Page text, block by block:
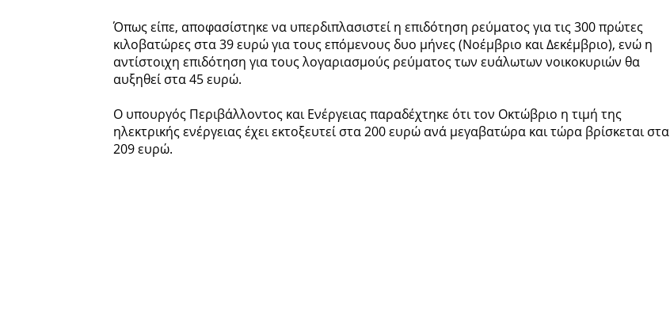
Όπως είπε, αποφασίστηκε να υπερδιπλασιστεί η επιδότηση ρεύματος για τις 300 πρώτες
κιλοβατώρες στα 39 ευρώ για τους επόμενους δυο μήνες (Νοέμβριο και Δεκέμβριο), ενώ η
αντίστοιχη επιδότηση για τους λογαριασμούς ρεύματος των ευάλωτων νοικοκυριών θα
αυξηθεί στα 45 ευρώ.
Ο υπουργός Περιβάλλοντος και Ενέργειας παραδέχτηκε ότι τον Οκτώβριο η τιμή της
ηλεκτρικής ενέργειας έχει εκτοξευτεί στα 200 ευρώ ανά μεγαβατώρα και τώρα βρίσκεται στα
209 ευρώ.